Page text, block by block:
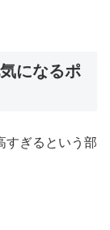
になるポ
すぎるという部